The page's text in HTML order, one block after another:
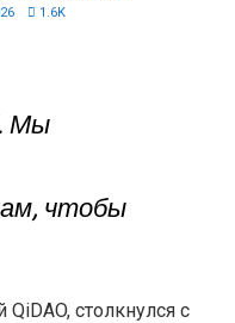
1.6K
Мы
чтобы
столкнулся с